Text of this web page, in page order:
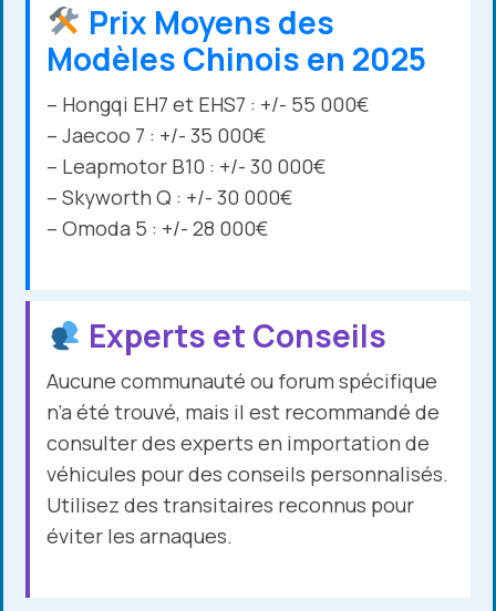
Prix Moyens des
Modèles Chinois en 2025
– Hongqi EH7 et EHS7 : +/- 55 000€
– Jaecoo 7 : +/- 35 000€
– Leapmotor B10 : +/- 30 000€
– Skyworth Q : +/- 30 000€
– Omoda 5 : +/- 28 000€
Experts et Conseils
Aucune communauté ou forum spécifique
n’a été trouvé, mais il est recommandé de
consulter des experts en importation de
véhicules pour des conseils personnalisés.
Utilisez des transitaires reconnus pour
éviter les arnaques.